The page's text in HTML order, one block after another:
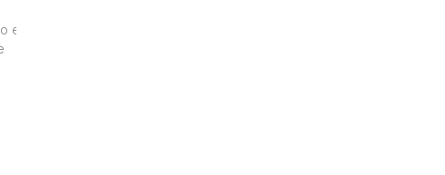
e
sorrisi